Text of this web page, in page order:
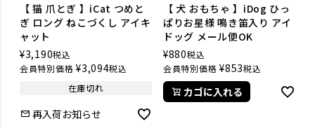
【 猫 爪とぎ 】iCat つめと
ぎ ロング ねこづくし アイキ
ャット
¥3,190税込
会員特別価格 ¥3,094税込
在庫切れ
再入荷お知らせ
【 犬 おもちゃ 】iDog ひっ
ぱりお星様 鳴き笛入り アイ
ドッグ メール便OK
¥880税込
会員特別価格 ¥853税込
カゴに入れる